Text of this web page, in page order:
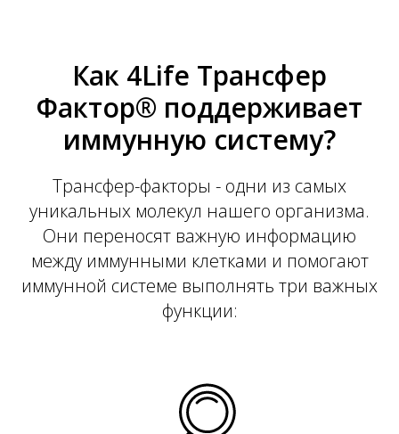
Как 4Life Трансфер
Фактор® поддерживает
иммунную систему?
Трансфер-факторы - одни из самых
уникальных молекул нашего организма.
Они переносят важную информацию
между иммунными клетками и помогают
иммунной системе выполнять три важных
функции: